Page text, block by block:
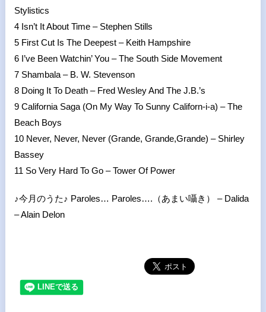
Stylistics
4 Isn’t It About Time – Stephen Stills
5 First Cut Is The Deepest – Keith Hampshire
6 I’ve Been Watchin’ You – The South Side Movement
7 Shambala – B. W. Stevenson
8 Doing It To Death – Fred Wesley And The J.B.’s
9 California Saga (On My Way To Sunny Californ-i-a) – The
Beach Boys
10 Never, Never, Never (Grande, Grande,Grande) – Shirley
Bassey
11 So Very Hard To Go – Tower Of Power
♪今月のうた♪ Paroles… Paroles….（あまい囁き） – Dalida
– Alain Delon